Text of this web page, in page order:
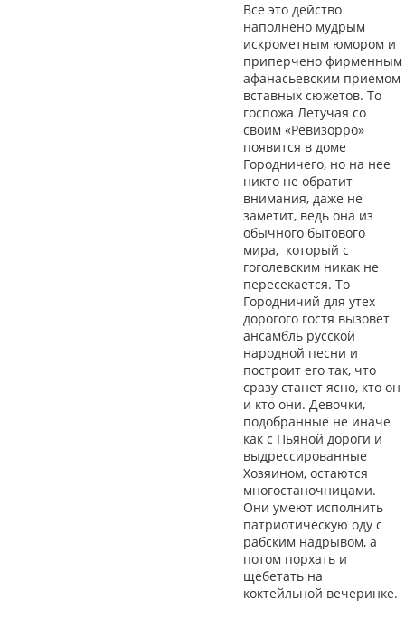
Все это действо
наполнено мудрым
искрометным юмором и
приперчено фирменным
афанасьевским приемом
вставных сюжетов. То
госпожа Летучая со
своим «Ревизорро»
появится в доме
Городничего, но на нее
никто не обратит
внимания, даже не
заметит, ведь она из
обычного бытового
мира, который с
гоголевским никак не
пересекается. То
Городничий для утех
дорогого гостя вызовет
ансамбль русской
народной песни и
построит его так, что
сразу станет ясно, кто он
и кто они. Девочки,
подобранные не иначе
как с Пьяной дороги и
выдрессированные
Хозяином, остаются
многостаночницами.
Они умеют исполнить
патриотическую оду с
рабским надрывом, а
потом порхать и
щебетать на
коктейльной вечеринке.